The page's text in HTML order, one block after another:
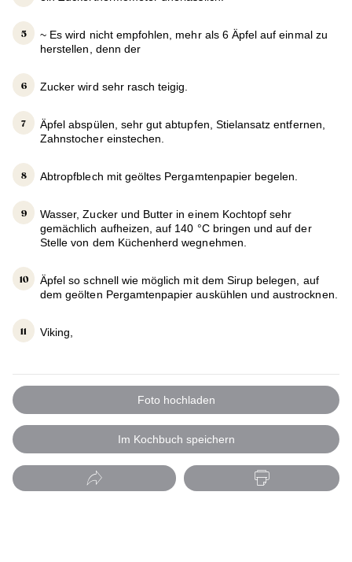
~ Es wird nicht empfohlen, mehr als 6 Äpfel auf einmal zu
herstellen, denn der
Zucker wird sehr rasch teigig.
Äpfel abspülen, sehr gut abtupfen, Stielansatz entfernen,
Zahnstocher einstechen.
Abtropfblech mit geöltes Pergamtenpapier begelen.
Wasser, Zucker und Butter in einem Kochtopf sehr
gemächlich aufheizen, auf 140 °C bringen und auf der
Stelle von dem Küchenherd wegnehmen.
Äpfel so schnell wie möglich mit dem Sirup belegen, auf
dem geölten Pergamtenpapier auskühlen und austrocknen.
Viking,
Foto hochladen
Im Kochbuch speichern